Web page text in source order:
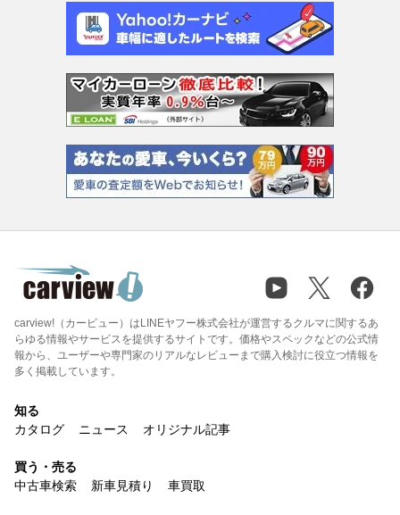
carview!（カービュー）はLINEヤフー株式会社が運営するクルマに関するあ
らゆる情報やサービスを提供するサイトです。価格やスペックなどの公式情
報から、ユーザーや専門家のリアルなレビューまで購入検討に役立つ情報を
多く掲載しています。
知る
カタログ
ニュース オリジナル記事
買う・売る
中古車検索
新車見積り 車買取